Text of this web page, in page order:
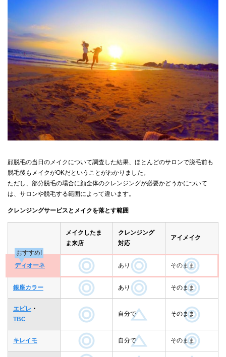
顔脱毛の当日のメイクについて調査した結果、ほとんどのサロンで脱毛前も
脱毛後もメイクがOKだということがわかりました。
ただし、部分脱毛の場合に顔全体のクレンジングが必要かどうかについて
は、サロンや脱毛する範囲によって違います。
クレンジングサービスとメイクを落とす範囲
メイクしたま
ま来店
クレンジング
対応
アイメイク
おすすめ!
ディオーネ
あり そのまま
銀座カラー あり そのまま
エピレ ・
TBC
自分で そのまま
キレイモ 自分で そのまま